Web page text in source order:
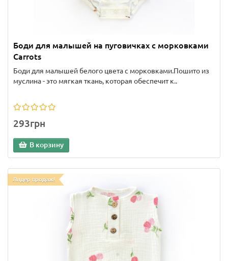
Боди для малышей на пуговичках с морковками
Carrots
Боди для малышей белого цвета с морковками.Пошито из
муслина - это мягкая ткань, которая обеспечит к..
293грн
В корзину
Лидер продаж!